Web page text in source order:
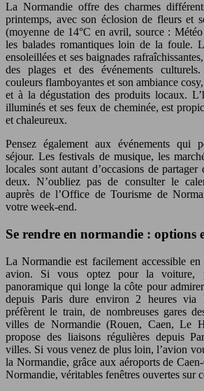
La Normandie offre des charmes
printemps, avec son éclosion de fleurs et
(moyenne de 14°C en avril, source :
les balades romantiques loin de la foule.
ensoleillées et ses baignades
des plages et des événements
couleurs flamboyantes et son ambiance
et à la dégustation des produits locaux.
illuminés et ses feux de cheminée, est
et chaleureux.
Pensez également aux événements qui
séjour. Les festivals de musique, les
locales sont autant d’occasions de partager
deux. N’oubliez pas de consulter le
auprès de l’Office de Tourisme de
votre week-end.
Se rendre en normandie : options
La Normandie est facilement accessible
avion. Si vous optez pour la voiture,
panoramique qui longe la côte pour
depuis Paris dure environ 2 heures via
préfèrent le train, de nombreuses gares
villes de Normandie (Rouen, Caen, Le
propose des liaisons régulières depuis
villes. Si vous venez de plus loin, l’avion
la Normandie, grâce aux aéroports de
Normandie, véritables fenêtres ouvertes sur